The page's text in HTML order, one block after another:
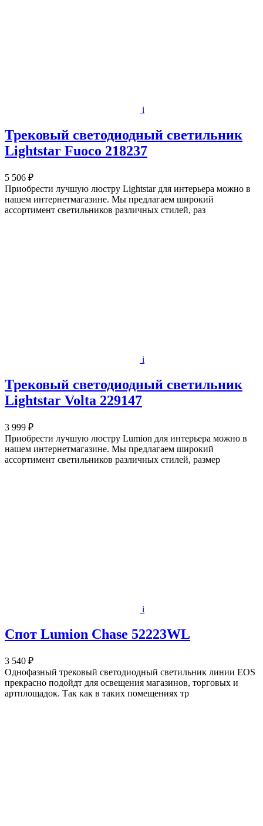
i
Трековый светодиодный светильник
Lightstar Fuoco 218237
5 506 ₽
Приобрести лучшую люстру Lightstar для интерьера можно в
нашем интернетмагазине. Мы предлагаем широкий
ассортимент светильников различных стилей, раз
i
Трековый светодиодный светильник
Lightstar Volta 229147
3 999 ₽
Приобрести лучшую люстру Lumion для интерьера можно в
нашем интернетмагазине. Мы предлагаем широкий
ассортимент светильников различных стилей, размер
i
Спот Lumion Chase 52223WL
3 540 ₽
Однофазный трековый светодиодный светильник линии EOS
прекрасно подойдт для освещения магазинов, торговых и
артплощадок. Так как в таких помещениях тр